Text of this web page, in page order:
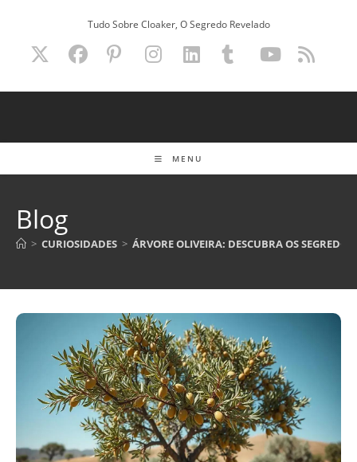
Tudo Sobre Cloaker, O Segredo Revelado
MENU
Blog
> CURIOSIDADES > ÁRVORE OLIVEIRA: DESCUBRA OS